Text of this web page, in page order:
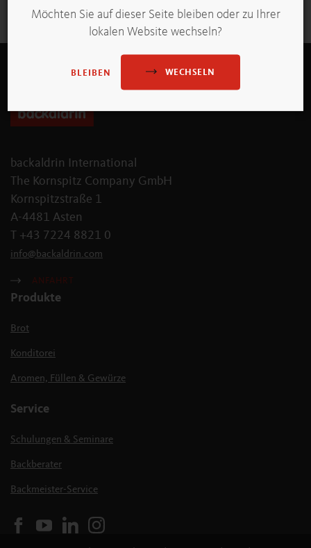
Möchten Sie auf dieser Seite bleiben oder zu Ihrer
lokalen Website wechseln?
BLEIBEN WECHSELN
backaldrin International
The Kornspitz Company GmbH
Kornspitzstraße 1
A-4481 Asten
T +43 7224 8821 0
info@backaldrin. com
ANFAHRT
Produkte
Brot
Konditorei
Aromen, Füllen & Gewürze
Service
Schulungen & Seminare
Backberater
Backmeister-Service